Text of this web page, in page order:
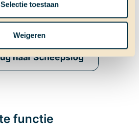
Selectie toestaan
Weigeren
van de stoere tijgers (oftewel
naar Scheepslog
functie